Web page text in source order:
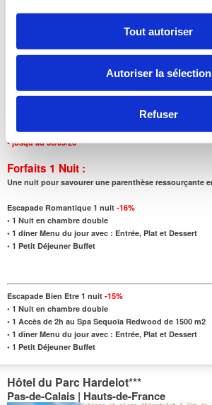
Tout autoriser
Autoriser la sélection
Refuser
• Annulation gratuite jusqu’à J-3
• Soins à l’hôtel 7/7
• Piscine extérieure du 15/05 au 15/09
Tarifs par personne sur base double, valables pour
•jusqu'au30/09/26
Forfaits 1 Nuit :
Une nuit pour savourer une parenthèse ressourçante
Escapade Romantique 1 nuit -16%
• 1 Nuit en chambre double
• 1 diner Menu du jour avec : Entrée, Plat et Dessert
• 1 Petit Déjeuner Buffet
Escapade Bien Etre 1 nuit -15%
• 1 Nuit en chambre double
• 1 Accès de 2h au Spa Sequoïa Redwood de 1500 m2
• 1 dîner Menu du jour avec : Entrée, Plat et Dessert
• 1 Petit Déjeuner Buffet
Hôtel du Parc Hardelot***
Pas-de-Calais | Hauts-de-France